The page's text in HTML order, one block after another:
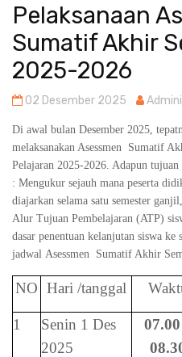
Pelaksanaan
Sumatif Akhir
2025-2026
02 Desember 2025
Di awal bulan Desember 2025,
melaksanakan Asessmen Sumatif
Pelajaran 2025-2026. Adapun
: Mengukur sejauh mana peserta
diajarkan selama satu semester
Alur Tujuan Pembelajaran (ATP)
dasar penentuan kelanjutan siswa
jadwal Asessmen Sumatif Akhir
NO Hari /tanggal
1
Senin 1 Des
2025